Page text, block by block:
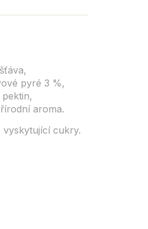
pyré 3 %,
aroma.
vyskytující cukry.